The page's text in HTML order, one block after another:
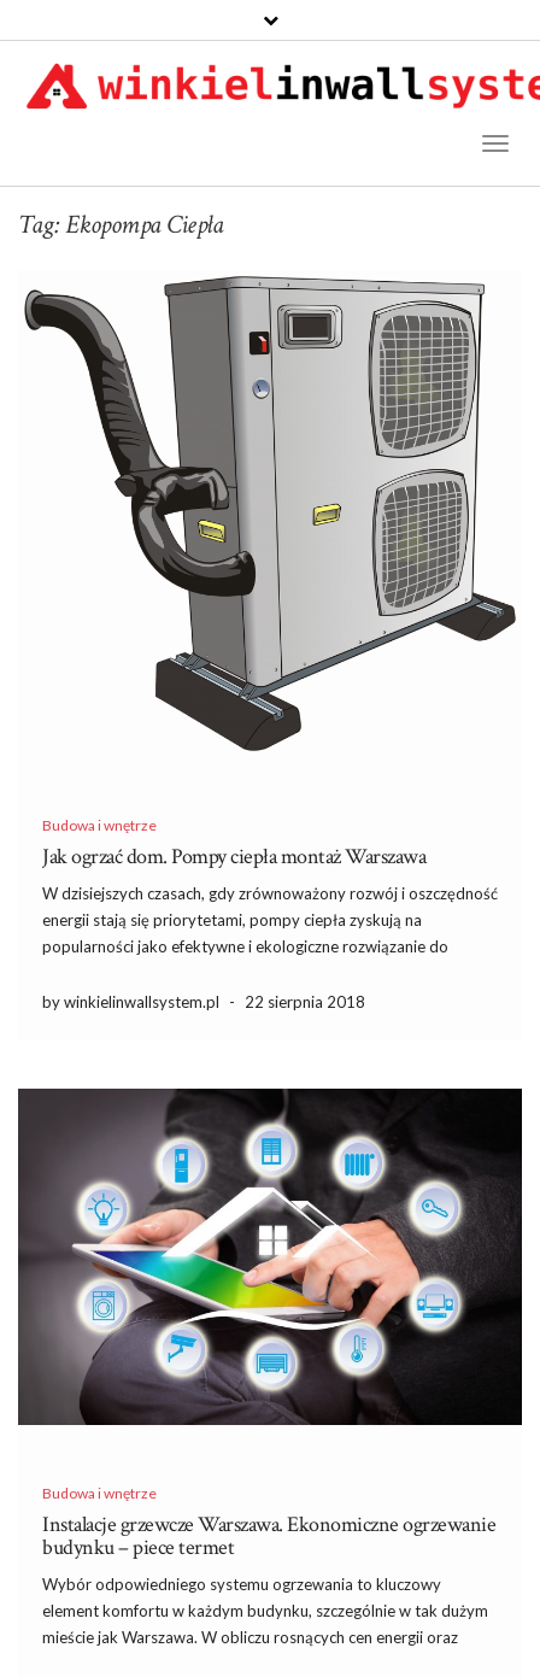
Tag:Ekopompa Ciepła
Budowa i wnętrze
Jak ogrzać dom. Pompy ciepła montaż Warszawa
W dzisiejszych czasach, gdy zrównoważony rozwój i oszczędność
energii stają się priorytetami, pompy ciepła zyskują na
popularności jako efektywne i ekologiczne rozwiązanie do
innowacyjne urządzenia nie tylko obniżają koszty eksploatacji,
by winkielinwallsystem.pl - 22 sierpnia 2018
Budowa i wnętrze
Instalacje grzewcze Warszawa. Ekonomiczne ogrzewanie
budynku – piece termet
Wybór odpowiedniego systemu ogrzewania to kluczowy
element komfortu w każdym budynku, szczególnie w tak dużym
mieście jak Warszawa. W obliczu rosnących cen energii oraz